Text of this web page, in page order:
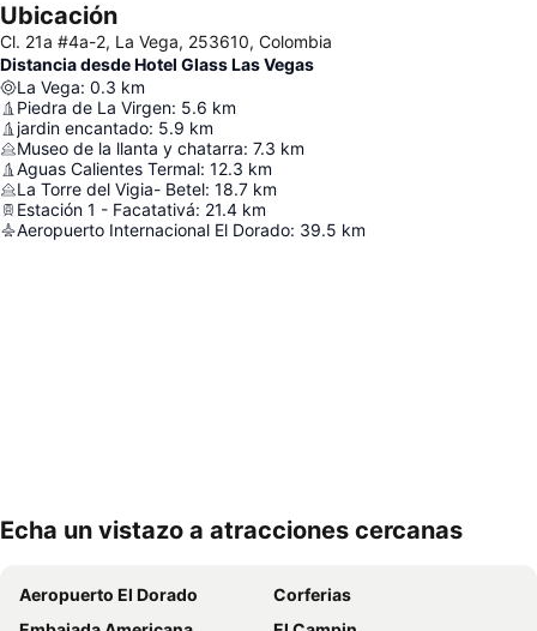
Ubicación
Cl. 21a #4a-2, La Vega, 253610, Colombia
Distancia desde Hotel Glass Las Vegas
La Vega: 0.3 km
Piedra de La Virgen: 5.6 km
jardin encantado: 5.9 km
Museo de la llanta y chatarra: 7.3 km
Aguas Calientes Termal: 12.3 km
La Torre del Vigia- Betel: 18.7 km
Estación 1 - Facatativá: 21.4 km
Aeropuerto Internacional El Dorado: 39.5 km
Echa un vistazo a atracciones cercanas
Aeropuerto El Dorado
Corferias